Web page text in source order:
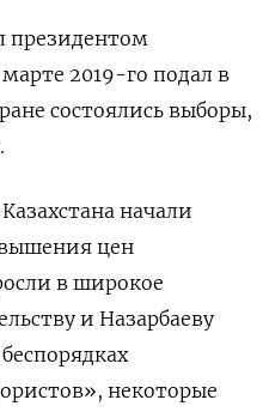
президентом
марте 2019-го подал в
состоялись выборы,
начали
цен
в широкое
и Назарбаеву
некоторые